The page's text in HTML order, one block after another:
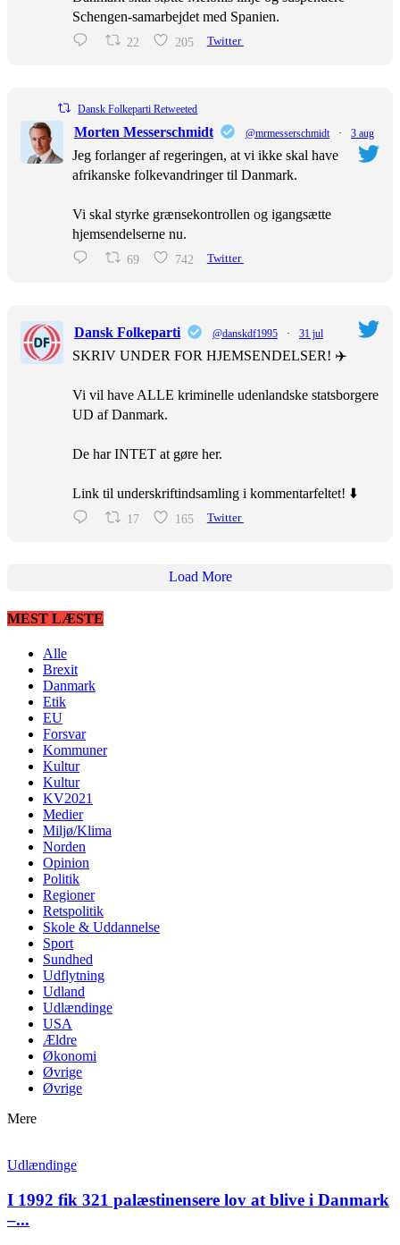
Schengen-samarbejdet med Spanien.
22 205 Twitter
Dansk Folkeparti Retweeted
Morten Messerschmidt @mrmesserschmidt · 3 aug
Jeg forlanger af regeringen, at vi ikke skal have
afrikanske folkevandringer til Danmark.
Vi skal styrke grænsekontrollen og igangsætte
hjemsendelserne nu.
69 742 Twitter
Dansk Folkeparti @danskdf1995 · 31 jul
SKRIV UNDER FOR HJEMSENDELSER! ✈️
Vi vil have ALLE kriminelle udenlandske statsborgere
UD af Danmark.
De har INTET at gøre her.
Link til underskriftindsamling i kommentarfeltet! ⬇️
17 165 Twitter
Load More
MEST LÆSTE
Alle
Brexit
Danmark
Etik
EU
Forsvar
Kommuner
Kultur
Kultur
KV2021
Medier
Miljø/Klima
Norden
Opinion
Politik
Regioner
Retspolitik
Skole & Uddannelse
Sport
Sundhed
Udflytning
Udland
Udlændinge
USA
Ældre
Økonomi
Øvrige
Øvrige
Mere
Udlændinge
I 1992 fik 321 palæstinensere lov at blive i Danmark
–...